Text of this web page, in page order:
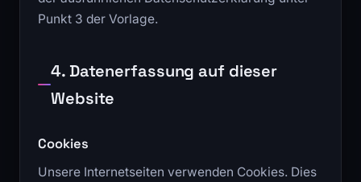
Punkt 3 der Vorlage.
4. Datenerfassung auf dieser
Website
Cookies
Unsere Internetseiten verwenden Cookies. Dies